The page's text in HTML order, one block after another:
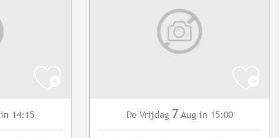
in 14:15 De Vrijdag 7 Aug in 15:00